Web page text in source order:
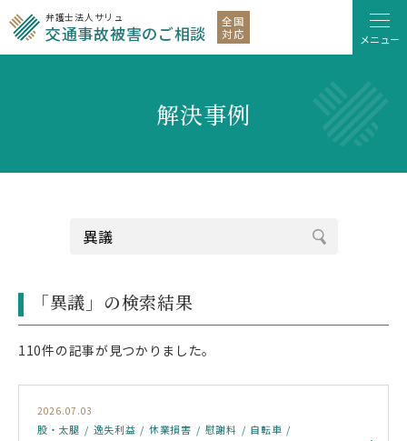
弁護士法人サリュ
交通事故被害のご相談
全国
対応
メニュー
解決事例
「異議」の検索結果
110件の記事が見つかりました。
2026.07.03
股・太腿 逸失利益 休業損害 慰謝料 自転車